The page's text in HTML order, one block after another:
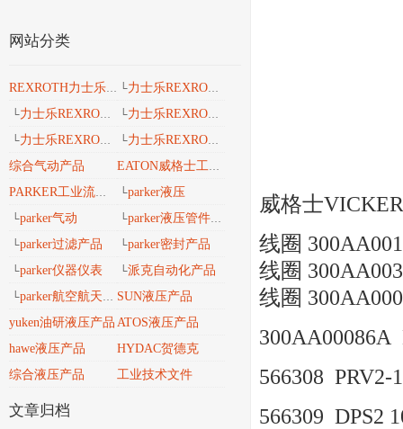
网站分类
REXROTH力士乐工业产品 └力士乐REXROTH液压
└力士乐REXROTH工业导轨 └力士乐REXROTH 安沃驰气动
└力士乐REXROTH 工业密封维修包 └力士乐REXROTH工业自动化
综合气动产品
EATON威格士工业流体
PARKER工业流体产品传动与控制 └parker液压
└parker气动 └parker液压管件接头
└parker过滤产品 └parker密封产品
└parker仪器仪表 └派克自动化产品
└parker航空航天、轨道交通、风电能产品
SUN液压产品
yuken油研液压产品 ATOS液压产品
hawe液压产品
HYDAC贺德克
综合液压产品
工业技术文件
文章归档
威格士
线圈
线圈
线圈
300AA00086A
566308 PRV2-
566309 DPS2